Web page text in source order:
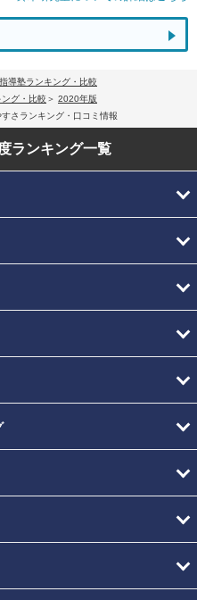
導塾ランキング・比較
グ・比較
2020年版
さランキング・口コミ情報
ランキング一覧